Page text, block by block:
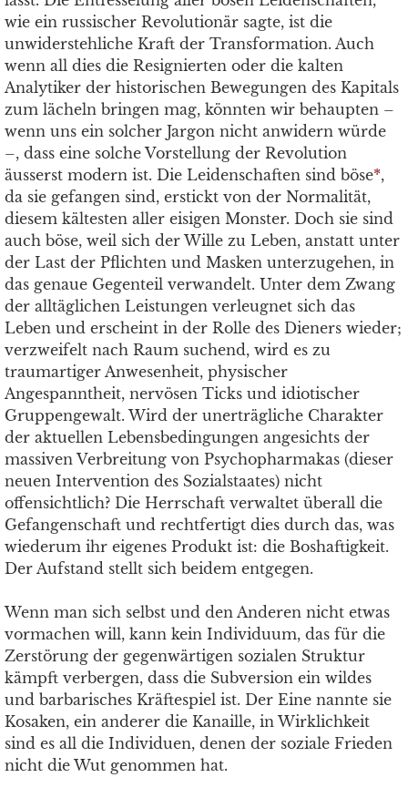
wie ein russischer Revolutionär sagte, ist die
unwiderstehliche Kraft der Transformation. Auch
wenn all dies die Resignierten oder die kalten
Analytiker der historischen Bewegungen des Kapitals
zum lächeln bringen mag, könnten wir behaupten –
wenn uns ein solcher Jargon nicht anwidern würde
–, dass eine solche Vorstellung der Revolution
äusserst modern ist. Die Leidenschaften sind böse*,
da sie gefangen sind, erstickt von der Normalität,
diesem kältesten aller eisigen Monster. Doch sie sind
auch böse, weil sich der Wille zu Leben, anstatt unter
der Last der Pflichten und Masken unterzugehen, in
das genaue Gegenteil verwandelt. Unter dem Zwang
der alltäglichen Leistungen verleugnet sich das
Leben und erscheint in der Rolle des Dieners wieder;
verzweifelt nach Raum suchend, wird es zu
traumartiger Anwesenheit, physischer
Angespanntheit, nervösen Ticks und idiotischer
Gruppengewalt. Wird der unerträgliche Charakter
der aktuellen Lebensbedingungen angesichts der
massiven Verbreitung von Psychopharmakas (dieser
neuen Intervention des Sozialstaates) nicht
offensichtlich? Die Herrschaft verwaltet überall die
Gefangenschaft und rechtfertigt dies durch das, was
wiederum ihr eigenes Produkt ist: die Boshaftigkeit.
Der Aufstand stellt sich beidem entgegen.
Wenn man sich selbst und den Anderen nicht etwas
vormachen will, kann kein Individuum, das für die
Zerstörung der gegenwärtigen sozialen Struktur
kämpft verbergen, dass die Subversion ein wildes
und barbarisches Kräftespiel ist. Der Eine nannte sie
Kosaken, ein anderer die Kanaille, in Wirklichkeit
sind es all die Individuen, denen der soziale Frieden
nicht die Wut genommen hat.